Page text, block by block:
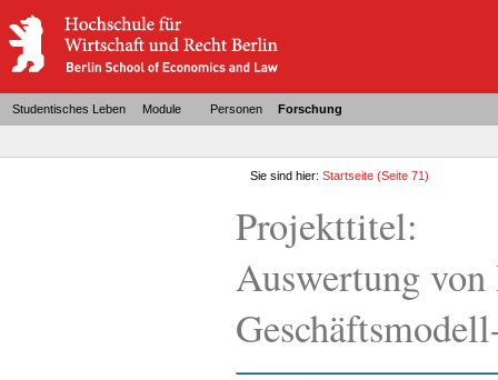
Studentisches Leben Module Personen Forschung
Sie sind hier:Startseite (Seite 71)
Projekttitel:
Auswertung